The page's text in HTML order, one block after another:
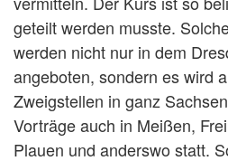
geteilt werden musste.
werden nicht nur in dem
angeboten, sondern es wird
Zweigstellen in ganz
Vorträge auch in Meißen,
Plauen und anderswo statt.